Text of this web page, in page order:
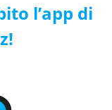
l’app di